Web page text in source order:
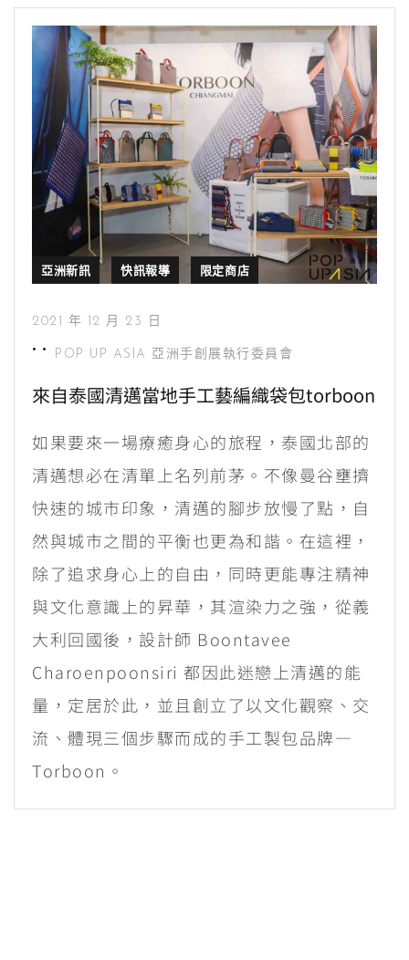
亞洲新訊 快訊報導 限定商店
2021 年 12 月 23 日
POP UP ASIA 亞洲手創展執行委員會
來自泰國清邁當地手工藝編織袋包torboon
如果要來一場療癒身心的旅程，泰國北部的
清邁想必在清單上名列前茅。不像曼谷壅擠
快速的城市印象，清邁的腳步放慢了點，自
然與城市之間的平衡也更為和諧。在這裡，
除了追求身心上的自由，同時更能專注精神
與文化意識上的昇華，其渲染力之強，從義
大利回國後，設計師 Boontavee
Charoenpoonsiri 都因此迷戀上清邁的能
量，定居於此，並且創立了以文化觀察、交
流、體現三個步驟而成的手工製包品牌—
Torboon。